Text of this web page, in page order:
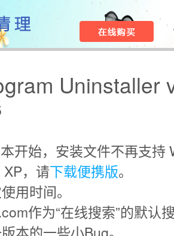
Uninstaller
开始，安装文件不再支持
，请下载便携版。
用时间。
作为“在线搜索”的默认